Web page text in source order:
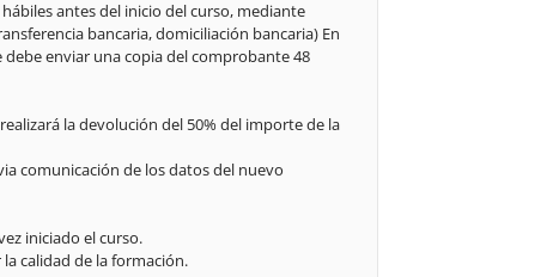
antes del inicio del curso, mediante
bancaria, domiciliación bancaria) En
enviar una copia del comprobante 48
la devolución del 50% del importe de la
comunicación de los datos del nuevo
iniciado el curso.
calidad de la formación.